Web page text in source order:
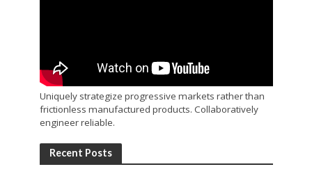
Uniquely strategize progressive markets rather than
frictionless manufactured products. Collaboratively
engineer reliable.
Recent Posts